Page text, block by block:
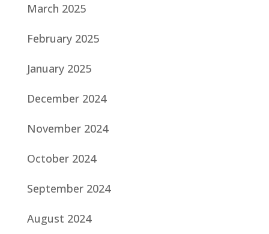
March 2025
February 2025
January 2025
December 2024
November 2024
October 2024
September 2024
August 2024